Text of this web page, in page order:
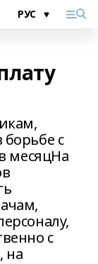
с
месяцНа
с
на